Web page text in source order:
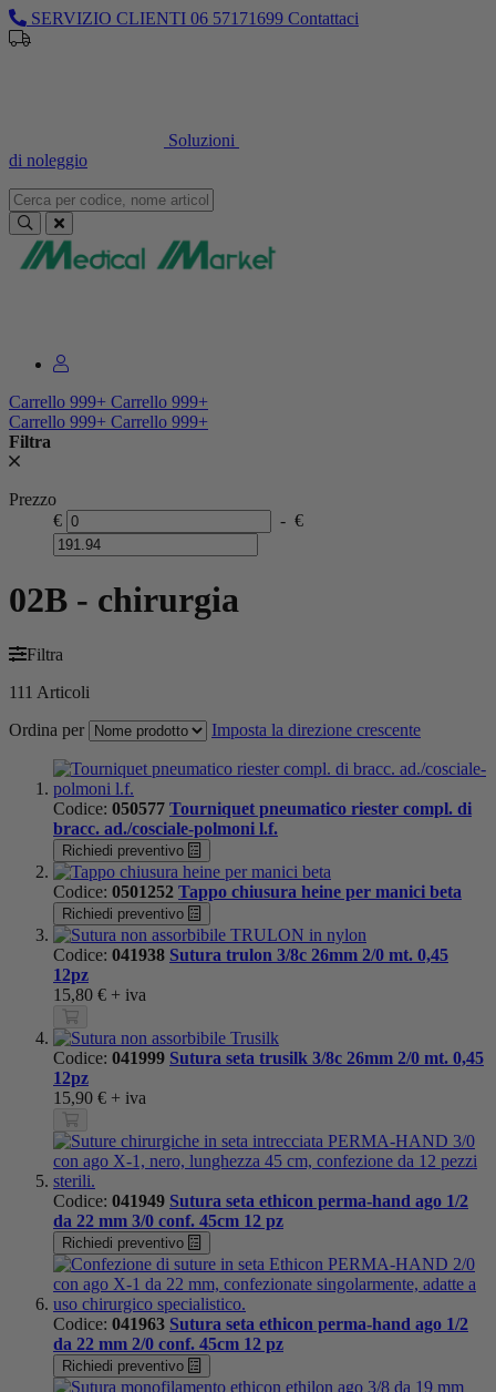
SERVIZIO CLIENTI 06 57171699 Contattaci
Soluzioni
di noleggio
Carrello 999+ Carrello 999+
Carrello 999+ Carrello 999+
Filtra
Prezzo
€
- €
02B - chirurgia
Filtra
111 Articoli
Ordina per
Imposta la direzione crescente
Codice: 050577 Tourniquet pneumatico riester compl. di
bracc. ad./cosciale-polmoni l.f.
Richiedi preventivo
Codice: 0501252 Tappo chiusura heine per manici beta
Richiedi preventivo
Codice: 041938 Sutura trulon 3/8c 26mm 2/0 mt. 0,45
12pz
15,80 € + iva
Codice: 041999 Sutura seta trusilk 3/8c 26mm 2/0 mt. 0,45
12pz
15,90 € + iva
Codice: 041949 Sutura seta ethicon perma-hand ago 1/2
da 22 mm 3/0 conf. 45cm 12 pz
Richiedi preventivo
Codice: 041963 Sutura seta ethicon perma-hand ago 1/2
da 22 mm 2/0 conf. 45cm 12 pz
Richiedi preventivo